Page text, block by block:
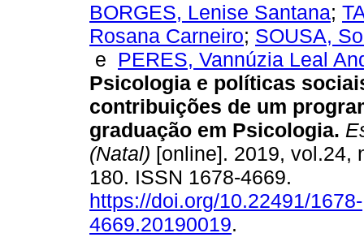
BORGES, Lenise Santana;
Rosana Carneiro; SOUSA,
e PERES, Vannúzia Leal
Psicologia e políticas
contribuições de um
graduação em Psicologia.
(Natal) [online]. 2019, vol.24,
180. ISSN 1678-4669.
https://doi.org/10.22491/1678-
4669.20190019.